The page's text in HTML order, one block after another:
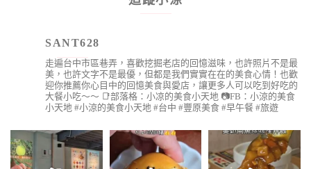
SANT628
走遍台中市區巷弄，喜歡挖掘老店的回憶滋味，也許照片不是最
美，也許文字不是最優，但都是我們實實在在的美食心情！也歡
迎你推薦你心目中的回憶美食與愛店，讓更多人可以吃到好吃的
大餐小吃～～ 📑部落格：小凉的美食小天地 📷FB：小涼的美食
小天地 #小涼的美食小天地 #台中 #豐原美食 #早午餐 #旅遊